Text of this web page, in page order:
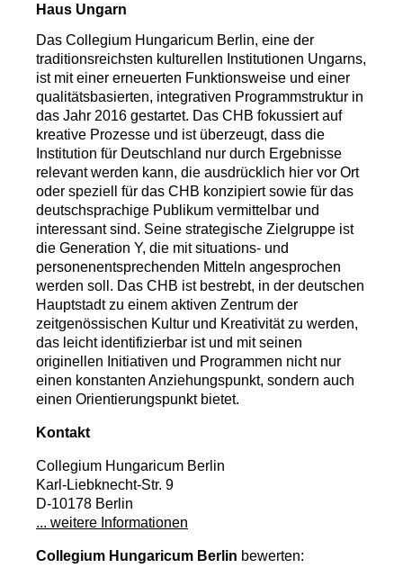
Haus Ungarn
Das Collegium Hungaricum Berlin, eine der
traditionsreichsten kulturellen Institutionen Ungarns,
ist mit einer erneuerten Funktionsweise und einer
qualitätsbasierten, integrativen Programmstruktur in
das Jahr 2016 gestartet. Das CHB fokussiert auf
kreative Prozesse und ist überzeugt, dass die
Institution für Deutschland nur durch Ergebnisse
relevant werden kann, die ausdrücklich hier vor Ort
oder speziell für das CHB konzipiert sowie für das
deutschsprachige Publikum vermittelbar und
interessant sind. Seine strategische Zielgruppe ist
die Generation Y, die mit situations- und
personenentsprechenden Mitteln angesprochen
werden soll. Das CHB ist bestrebt, in der deutschen
Hauptstadt zu einem aktiven Zentrum der
zeitgenössischen Kultur und Kreativität zu werden,
das leicht identifizierbar ist und mit seinen
originellen Initiativen und Programmen nicht nur
einen konstanten Anziehungspunkt, sondern auch
einen Orientierungspunkt bietet.
Kontakt
Collegium Hungaricum Berlin
Karl-Liebknecht-Str. 9
D-10178 Berlin
... weitere Informationen
Collegium Hungaricum Berlin bewerten: